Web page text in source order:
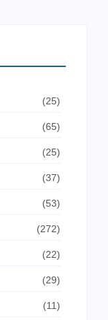
(25)
(65)
(25)
(37)
(53)
(272)
(22)
(29)
(11)